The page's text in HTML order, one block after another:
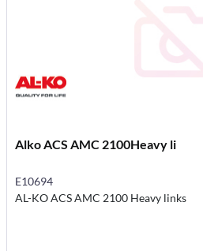
Alko ACS AMC 2100Heavy li
E10694
AL-KO ACS AMC 2100 Heavy links